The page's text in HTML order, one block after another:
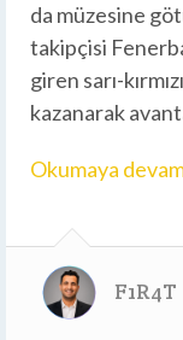
da müzesine
takipçisi
giren sarı-
kazanarak
Okumaya
F1R4T